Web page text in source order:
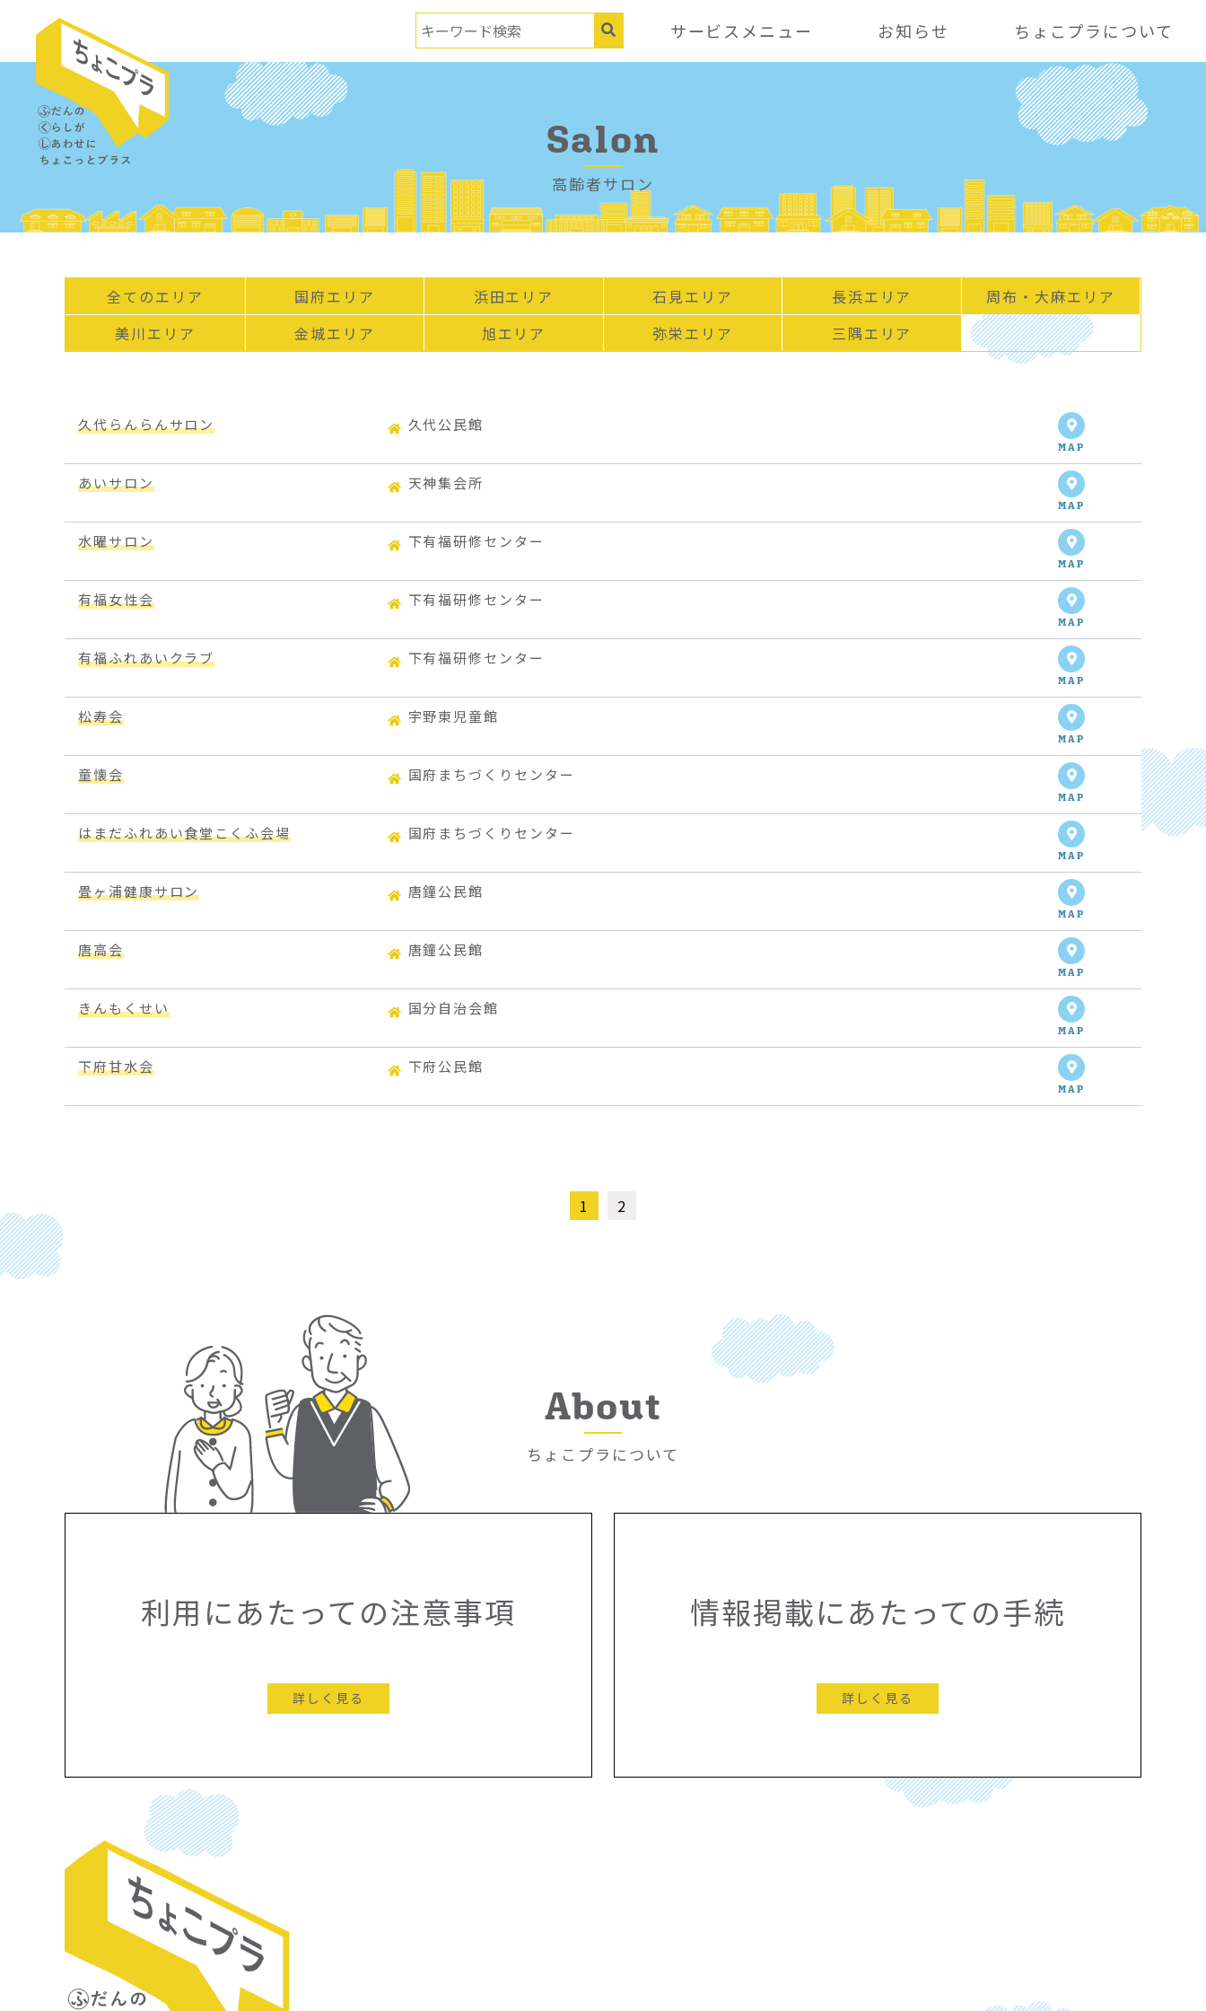
サービスメニュー お知らせ ちょこプラについて
Salon
高齢者サロン
全てのエリア 国府エリア 浜田エリア 石見エリア 長浜エリア
周布・大麻エリア
美川エリア
金城エリア 旭エリア 弥栄エリア 三隅エリア
久代らんらんサロン 久代公民館
MAP
あいサロン 天神集会所
MAP
水曜サロン 下有福研修センター
MAP
有福女性会 下有福研修センター
MAP
有福ふれあいクラブ 下有福研修センター
MAP
松寿会 宇野東児童館
MAP
童懐会 国府まちづくりセンター
MAP
はまだふれあい食堂こくふ会場 国府まちづくりセンター
MAP
畳ヶ浦健康サロン 唐鐘公民館
MAP
唐高会 唐鐘公民館
MAP
きんもくせい 国分自治会館
MAP
下府甘水会 下府公民館
MAP
1 2
About
ちょこプラについて
利用にあたっての注意事項
詳しく見る
情報掲載にあたっての手続
詳しく見る